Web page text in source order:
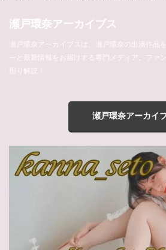
瀬戸環奈アーカイブス
瀬戸環奈アーカイブスは、瀬戸環奈の出演作品
ーと最新情報をお届けする専門メディア。ファ
掘り解説！
瀬戸環奈アーカイ